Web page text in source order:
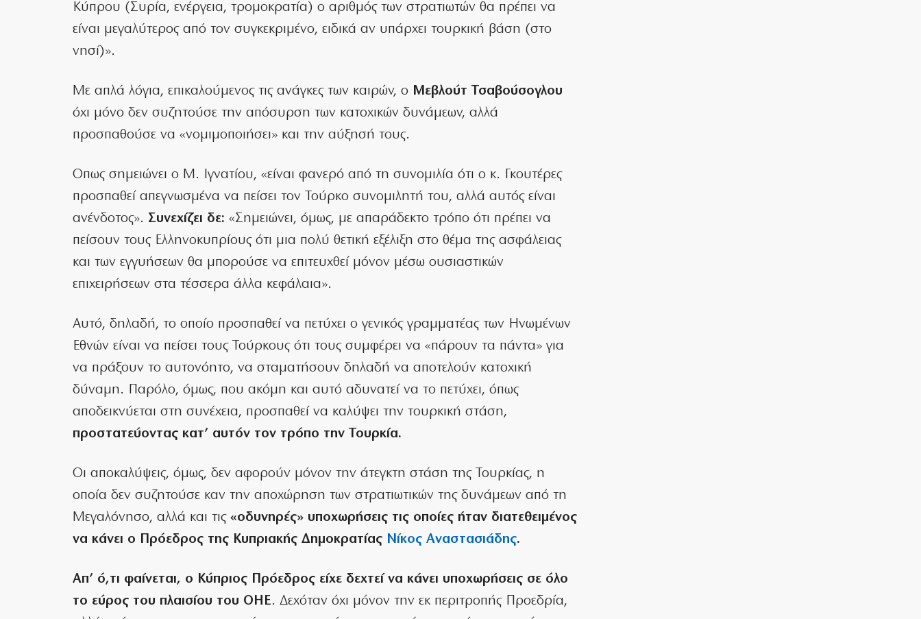
Κύπρου (Συρία, ενέργεια, τρομοκρατία) ο αριθμός των στρατιωτών θα πρέπει να
είναι μεγαλύτερος από τον συγκεκριμένο, ειδικά αν υπάρχει τουρκική βάση (στο
νησί)».
Με απλά λόγια, επικαλούμενος τις ανάγκες των καιρών, ο Μεβλούτ Τσαβούσογλου
όχι μόνο δεν συζητούσε την απόσυρση των κατοχικών δυνάμεων, αλλά
προσπαθούσε να «νομιμοποιήσει» και την αύξησή τους.
Οπως σημειώνει ο Μ. Ιγνατίου, «είναι φανερό από τη συνομιλία ότι ο κ. Γκουτέρες
προσπαθεί απεγνωσμένα να πείσει τον Τούρκο συνομιλητή του, αλλά αυτός είναι
ανένδοτος». Συνεχίζει δε: «Σημειώνει, όμως, με απαράδεκτο τρόπο ότι πρέπει να
πείσουν τους Ελληνοκυπρίους ότι μια πολύ θετική εξέλιξη στο θέμα της ασφάλειας
και των εγγυήσεων θα μπορούσε να επιτευχθεί μόνον μέσω ουσιαστικών
επιχειρήσεων στα τέσσερα άλλα κεφάλαια».
Αυτό, δηλαδή, το οποίο προσπαθεί να πετύχει ο γενικός γραμματέας των Ηνωμένων
Εθνών είναι να πείσει τους Τούρκους ότι τους συμφέρει να «πάρουν τα πάντα» για
να πράξουν το αυτονόητο, να σταματήσουν δηλαδή να αποτελούν κατοχική
δύναμη. Παρόλο, όμως, που ακόμη και αυτό αδυνατεί να το πετύχει, όπως
αποδεικνύεται στη συνέχεια, προσπαθεί να καλύψει την τουρκική στάση,
προστατεύοντας κατ’ αυτόν τον τρόπο την Τουρκία.
Οι αποκαλύψεις, όμως, δεν αφορούν μόνον την άτεγκτη στάση της Τουρκίας, η
οποία δεν συζητούσε καν την αποχώρηση των στρατιωτικών της δυνάμεων από τη
Μεγαλόνησο, αλλά και τις «οδυνηρές» υποχωρήσεις τις οποίες ήταν διατεθειμένος
να κάνει ο Πρόεδρος της Κυπριακής Δημοκρατίας Νίκος Αναστασιάδης.
Απ’ ό,τι φαίνεται, ο Κύπριος Πρόεδρος είχε δεχτεί να κάνει υποχωρήσεις σε όλο
το εύρος του πλαισίου του ΟΗΕ. Δεχόταν όχι μόνον την εκ περιτροπής Προεδρία,